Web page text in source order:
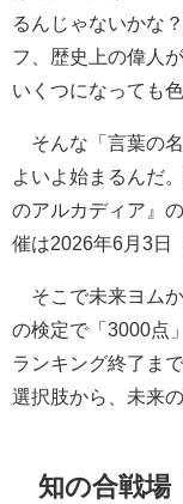
るんじゃないかな
フ、歴史上の偉人
いくつになっても
そんな「言葉の
よいよ始まるんだ
のアルカディア』
催は2026年6月3日
そこで未来ヨム
の検定で「3000点
ランキング終了ま
選択肢から、未来
知の合戦場